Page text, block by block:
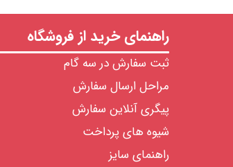
راهنمای خرید از فروشگاه
ثبت سفارش در سه گام
مراحل ارسال سفارش
پیگری آنلاین سفارش
شیوه های پرداخت
راهنمای سایز